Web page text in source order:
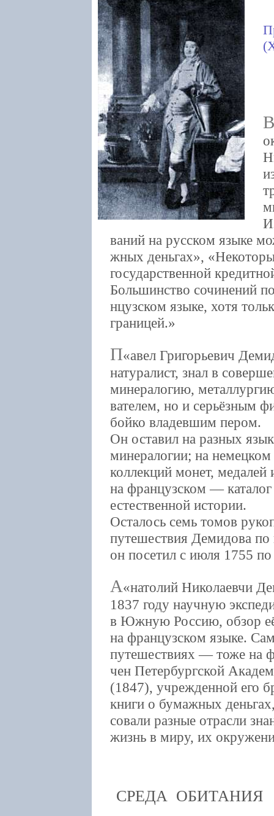
В
ваний на русском языке
жных деньгах»,
государственной
Большинство сочинений
нцузском языке, хотя
границей.
П авел Григорьевич
натуралист, знал в
минералогию,
вателем, но и серьёзным
бойко владевшим пером.
Он оставил на разных
минералогии; на
коллекций монет, медалей
на французском — каталог
естественной истории.
Осталось семь томов
путешествия Демидова по
он посетил с июля 1755
А натолий Николаевчи
1837 году научную
в Южную Россию, обзор её
на французском языке.
путешествиях — тоже на
чен Петербургской
(1847), учрежденной его
книги о бумажных
совали разные отрасли
жизнь в миру, их
СРЕДА ОБИТАНИЯ